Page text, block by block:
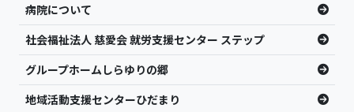
病院について
社会福祉法人 慈愛会 就労支援センター ステップ
グループホームしらゆりの郷
地域活動支援センターひだまり